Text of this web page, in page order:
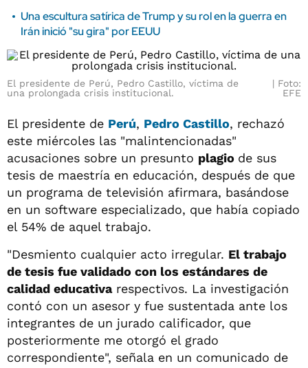
Una escultura satírica de Trump y su rol en la guerra en
Irán inició "su gira" por EEUU
El presidente de Perú, Pedro Castillo, víctima de
una prolongada crisis institucional.
Foto:
EFE
El presidente de Perú, Pedro Castillo, rechazó
este miércoles las "malintencionadas"
acusaciones sobre un presunto plagio de sus
tesis de maestría en educación, después de que
un programa de televisión afirmara, basándose
en un software especializado, que había copiado
el 54% de aquel trabajo.
"Desmiento cualquier acto irregular. El trabajo
de tesis fue validado con los estándares de
calidad educativarespectivos. La investigación
contó con un asesor y fue sustentada ante los
integrantes de un jurado calificador, que
posteriormente me otorgó el grado
correspondiente", señala en un comunicado de